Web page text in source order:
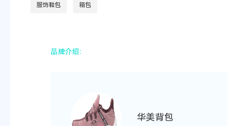
服饰鞋包 箱包
品牌介绍：
华美背包